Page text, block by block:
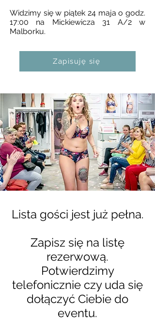
Widzimy się w piątek 24 maja o godz.
17:00 na Mickiewicza 31 A/2 w
Malborku.
Zapisuję się
Lista gości jest już pełna.
Zapisz się na listę
rezerwową.
Potwierdzimy
telefonicznie czy uda się
dołączyć Ciebie do
eventu.